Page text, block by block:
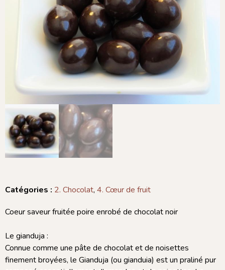
Catégories : 2. Chocolat, 4. Cœur de fruit
Coeur saveur fruitée poire enrobé de chocolat noir
Le gianduja :
Connue comme une pâte de chocolat et de noisettes
finement broyées, le Gianduja (ou gianduia) est un praliné pur